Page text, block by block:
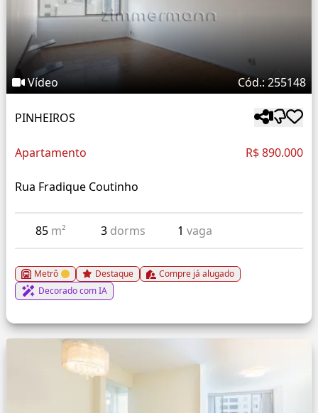
Vídeo Cód.: 255148
PINHEIROS
Apartamento R$ 890.000
Rua Fradique Coutinho
85 m² 3 dorms 1vaga
Metrô Destaque
Compre já alugado
Decorado com IA